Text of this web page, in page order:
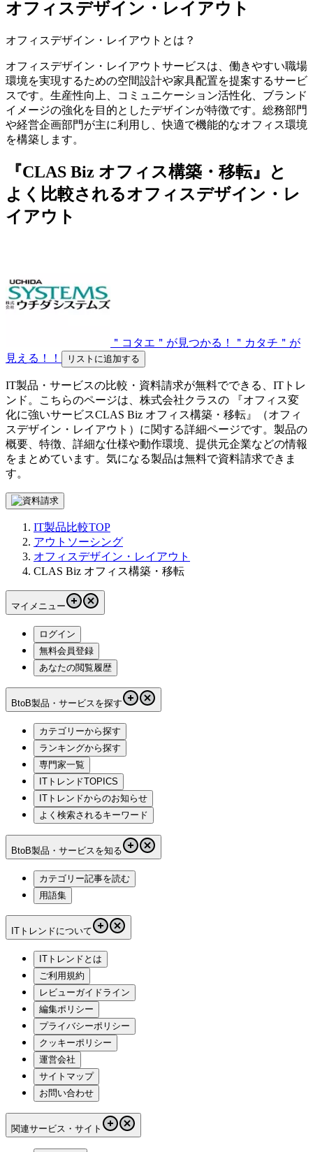
オフィスデザイン・レイアウト
オフィスデザイン・レイアウト とは？
オフィスデザイン・レイアウトサービスは、働きやすい職場
環境を実現するための空間設計や家具配置を提案するサービ
スです。生産性向上、コミュニケーション活性化、ブランド
イメージの強化を目的としたデザインが特徴です。総務部門
や経営企画部門が主に利用し、快適で機能的なオフィス環境
を構築します。
『CLAS Biz オフィス構築・移転』と
よく比較されるオフィスデザイン・レ
イアウト
＂コタエ＂が見つかる！＂カタチ＂が
見える！！
リストに追加する
IT製品・サービスの比較・資料請求が無料でできる、ITトレ
ンド。こちらのページは、 株式会社クラスの 『オフィス変
化に強いサービスCLAS Biz オフィス構築・移転 』（オフィ
スデザイン・レイアウト ）に関する詳細ページです。製品の
概要、特徴、詳細な仕様や動作環境、提供元企業などの情報
をまとめています。気になる製品は無料で資料請求できま
す。
IT製品比較TOP
アウトソーシング
オフィスデザイン・レイアウト
CLAS Biz オフィス構築・移転
マイメニュー
ログイン
無料会員登録
あなたの閲覧履歴
BtoB製品・サービスを探す
カテゴリーから探す
ランキングから探す
専門家一覧
ITトレンドTOPICS
ITトレンドからのお知らせ
よく検索されるキーワード
BtoB製品・サービスを知る
カテゴリー記事を読む
用語集
ITトレンドについて
ITトレンドとは
ご利用規約
レビューガイドライン
編集ポリシー
プライバシーポリシー
クッキーポリシー
運営会社
サイトマップ
お問い合わせ
関連サービス・サイト